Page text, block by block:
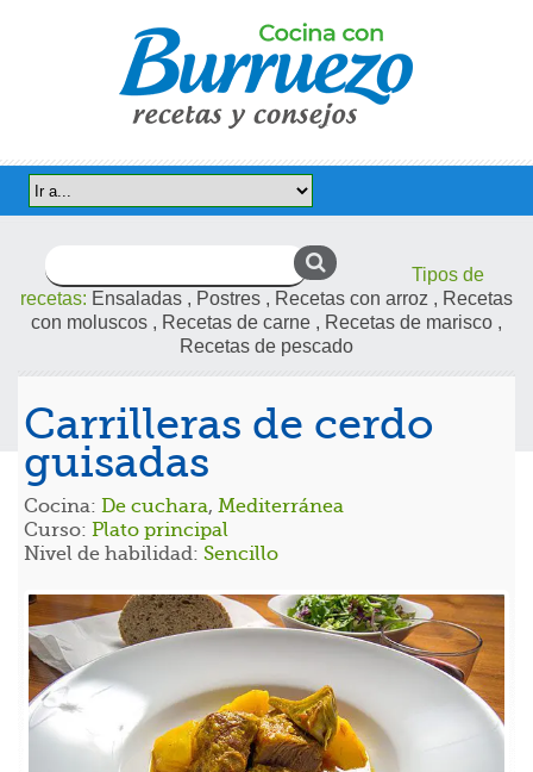
Tipos de
recetas: Ensaladas , Postres , Recetas con arroz , Recetas
con moluscos , Recetas de carne , Recetas de marisco ,
Recetas de pescado
Carrilleras de cerdo
guisadas
Cocina: De cuchara, Mediterránea
Curso: Plato principal
Nivel de habilidad: Sencillo